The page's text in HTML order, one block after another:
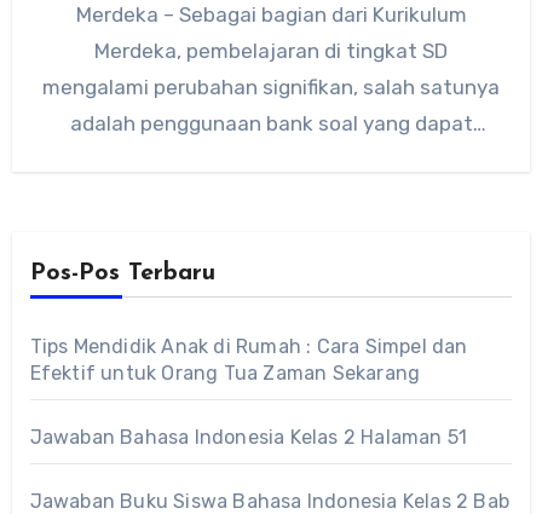
Merdeka – Sebagai bagian dari Kurikulum
Merdeka, pembelajaran di tingkat SD
mengalami perubahan signifikan, salah satunya
adalah penggunaan bank soal yang dapat
Pos-Pos Terbaru
Tips Mendidik Anak di Rumah : Cara Simpel dan
Efektif untuk Orang Tua Zaman Sekarang
Jawaban Bahasa Indonesia Kelas 2 Halaman 51
Jawaban Buku Siswa Bahasa Indonesia Kelas 2 Bab